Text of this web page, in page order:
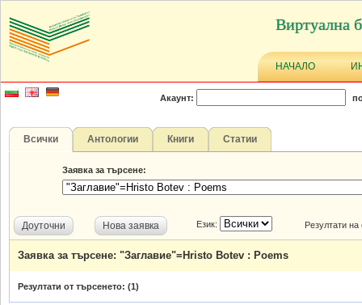
Виртуална
НАЧАЛО
Акаунт:
Всички Антологии Книги Статии
Заявка за търсене:
Доуточни Нова заявка Език: Резултати
Заявка за търсене: "Заглавие"=Hristo Botev : Poems
Резултати от търсенето: (1)